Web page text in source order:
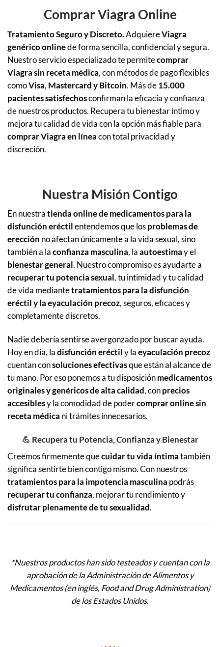
Comprar Viagra Online
Tratamiento Seguro y Discreto.AdquiereViagra
genérico onlinede forma sencilla, confidencial y segura.
Nuestro servicio especializado te permitecomprar
Viagra sin receta médica, con métodos de pago flexibles
comoVisa, Mastercard y Bitcoin. Más de15.000
pacientes satisfechosconfirman la eficacia y confianza
de nuestros productos. Recupera tu bienestar íntimo y
mejora tu calidad de vida con la opción más fiable para
comprar Viagra en líneacon total privacidad y
discreción.
Nuestra Misión Contigo
En nuestratienda online de medicamentos para la
disfunción eréctilentendemos que losproblemas de
erección no afectan únicamente a la vida sexual, sino
también a laconfianza masculina, laautoestimay el
bienestar general. Nuestro compromiso es ayudarte a
recuperar tu potencia sexual, tu intimidad y tu calidad
de vida mediantetratamientos para la disfunción
eréctil y la eyaculación precoz, seguros, eficaces y
completamente discretos.
Nadie debería sentirse avergonzado por buscar ayuda.
Hoy en día, ladisfunción eréctily laeyaculación precoz
cuentan consoluciones efectivasque están al alcance de
tu mano. Por eso ponemos a tu disposiciónmedicamentos
originales y genéricos de alta calidad, conprecios
accesiblesy la comodidad de podercomprar online sin
receta médica ni trámites innecesarios.
💪 Recupera tu Potencia, Confianza y Bienestar
Creemos firmemente quecuidar tu vida íntimatambién
significa sentirte bien contigo mismo. Con nuestros
tratamientos para la impotencia masculina podrás
recuperar tu confianza, mejorar tu rendimiento y
disfrutar plenamente de tu sexualidad.
*Nuestros productos han sido testeados y cuentan con la
aprobación de la Administración de Alimentos y
Medicamentos (en inglés, Food and Drug Administration)
de los Estados Unidos.